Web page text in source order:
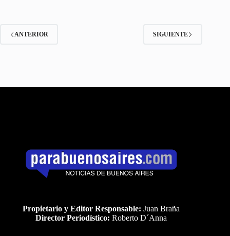
ANTERIOR SIGUIENTE
Propietario y Editor Responsable: Juan Braña
Director Periodístico: Roberto D´Anna